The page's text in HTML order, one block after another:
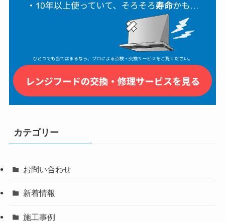
カテゴリー
お問い合わせ
新着情報
施工事例